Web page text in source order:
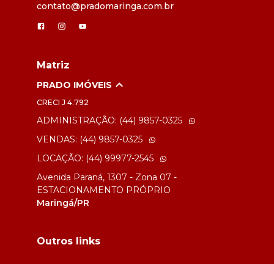
contato@pradomaringa.com.br
Matriz
PRADO IMÓVEIS
CRECI J 4.792
ADMINISTRAÇÃO: (44) 9857-0325
VENDAS: (44) 9857-0325
LOCAÇÃO: (44) 99977-2545
Avenida Paraná, 1307 - Zona 07 -
ESTACIONAMENTO PRÓPRIO
Maringá/PR
Outros links